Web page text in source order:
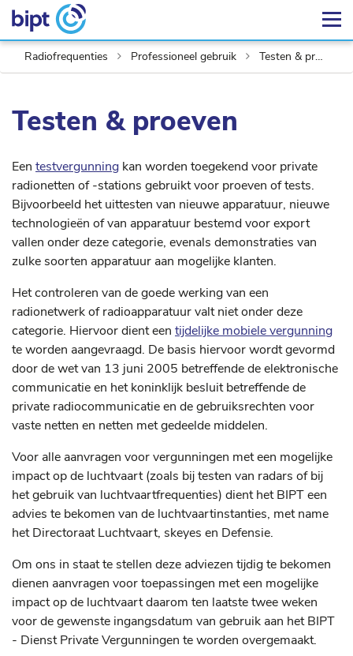
Radiofrequenties Professioneel gebruik Testen & proeven
Testen & proeven
Een testvergunning kan worden toegekend voor private
radionetten of -stations gebruikt voor proeven of tests.
Bijvoorbeeld het uittesten van nieuwe apparatuur, nieuwe
technologieën of van apparatuur bestemd voor export
vallen onder deze categorie, evenals demonstraties van
zulke soorten apparatuur aan mogelijke klanten.
Het controleren van de goede werking van een
radionetwerk of radioapparatuur valt niet onder deze
categorie. Hiervoor dient een tijdelijke mobiele vergunning
te worden aangevraagd. De basis hiervoor wordt gevormd
door de wet van 13 juni 2005 betreffende de elektronische
communicatie en het koninklijk besluit betreffende de
private radiocommunicatie en de gebruiksrechten voor
vaste netten en netten met gedeelde middelen.
Voor alle aanvragen voor vergunningen met een mogelijke
impact op de luchtvaart (zoals bij testen van radars of bij
het gebruik van luchtvaartfrequenties) dient het BIPT een
advies te bekomen van de luchtvaartinstanties, met name
het Directoraat Luchtvaart, skeyes en Defensie.
Om ons in staat te stellen deze adviezen tijdig te bekomen
dienen aanvragen voor toepassingen met een mogelijke
impact op de luchtvaart daarom ten laatste twee weken
voor de gewenste ingangsdatum van gebruik aan het BIPT
- Dienst Private Vergunningen te worden overgemaakt.